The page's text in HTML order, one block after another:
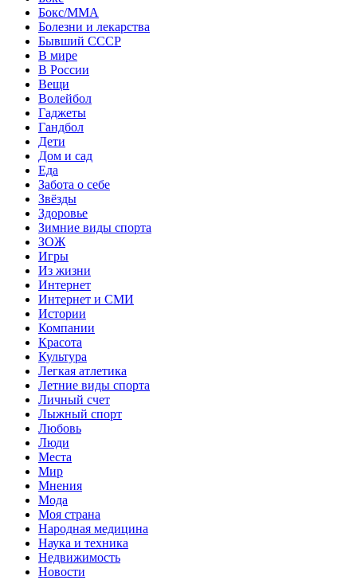
Бокс/MMA
Болезни и лекарства
Бывший СССР
В мире
В России
Вещи
Волейбол
Гаджеты
Гандбол
Дети
Дом и сад
Еда
Забота о себе
Звёзды
Здоровье
Зимние виды спорта
ЗОЖ
Игры
Из жизни
Интернет
Интернет и СМИ
Истории
Компании
Красота
Культура
Легкая атлетика
Летние виды спорта
Личный счет
Лыжный спорт
Любовь
Люди
Места
Мир
Мнения
Мода
Моя страна
Народная медицина
Наука и техника
Недвижимость
Новости